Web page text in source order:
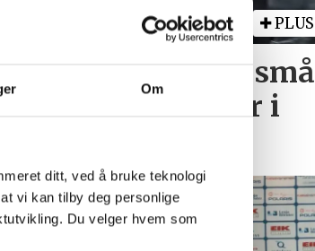
Om
ditt, ved å bruke teknologi
vi kan tilby deg personlige
Du velger hvem som
PLUS
på LS - små
Kongelaget var i